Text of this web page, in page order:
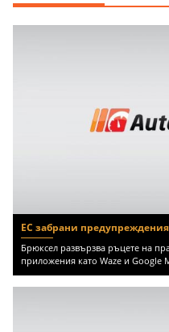
EUR
ЕС забрани
Брюксел развързва ръцете на
приложения като Waze и Google